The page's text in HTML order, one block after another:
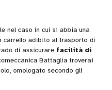
nel caso in cui si abbia una
carrello adibito al trasporto di
di assicurare facilità di
Battaglia troverai
omologato secondo gli